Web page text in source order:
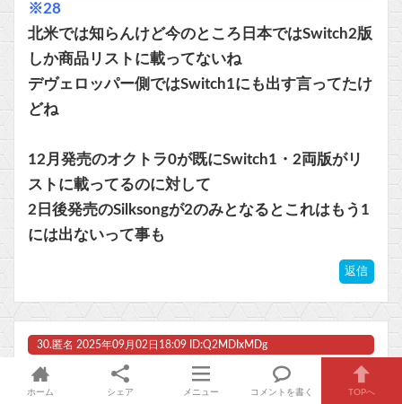
※28
北米では知らんけど今のところ日本ではSwitch2版
しか商品リストに載ってないね
デヴェロッパー側ではSwitch1にも出す言ってたけ
どね
12月発売のオクトラ0が既にSwitch1・2両版がリ
ストに載ってるのに対して
2日後発売のSilksongが2のみとなるとこれはもう1
には出ないって事も
返信
30. 匿名 2025年09月02日18:09 ID:Q2MDIxMDg
steamにある最低スペック見る限りSwitchでも余裕
そうなんだけどな
ホーム シェア メニュー コメントを書く TOPへ